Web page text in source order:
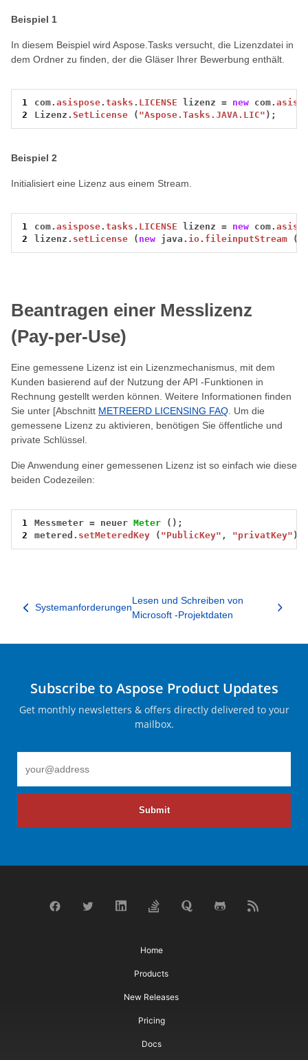
Beispiel 1
In diesem Beispiel wird Aspose.Tasks versucht, die Lizenzdatei in
dem Ordner zu finden, der die Gläser Ihrer Bewerbung enthält.
1 com.asispose.tasks . LICENSE lizenz = new com.
2
Lizenz.SetLicense ( "Aspose.Tasks.JAVA.LIC" );
Beispiel 2
Initialisiert eine Lizenz aus einem Stream.
1 com.asispose.tasks . LICENSE lizenz = new com.
2
lizenz. setLicense ( new java. io. fileinputStream (
Beantragen einer Messlizenz
(Pay-per-Use)
Eine gemessene Lizenz ist ein Lizenzmechanismus, mit dem
Kunden basierend auf der Nutzung der API -Funktionen in
Rechnung gestellt werden können. Weitere Informationen finden
Sie unter [Abschnitt METREERD LICENSING FAQ . Um die
gemessene Lizenz zu aktivieren, benötigen Sie öffentliche und
private Schlüssel.
Die Anwendung einer gemessenen Lizenz ist so einfach wie diese
beiden Codezeilen:
1 Messmeter = neuer Meter
();
2
metered. setMeteredKey ( "PublicKey" , "privatKey" );
Systemanforderungen
Lesen und Schreiben von
Microsoft -Projektdaten
Subscribe to Aspose Product Updates
Get monthly newsletters & offers directly delivered to your
mailbox.
Submit
Home
Products
New Releases
Pricing
Docs